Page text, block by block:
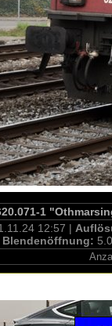
1
12:57 |
Blendenöffnung: